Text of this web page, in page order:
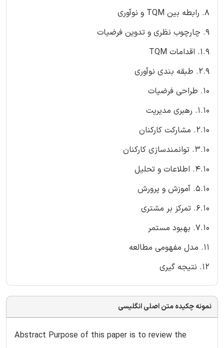
8. رابطه بین TQM و نوآوری
9. چارچوب نظری و تدوین فرضیات
1.9. اقدامات TQM
2.9. طبقه بندی نوآوری
10. طراحی فرضیات
1.10. رهبری مدیریت
2.10. مشارکت کارکنان
3.10. توانمندسازی کارکنان
4.10. اطلاعات و تحلیل
5.10. آموزش و پرورش
6.10. تمرکز بر مشتری
7.10. بهبود مستمر
11. مدل مفهومی مطالعه
12. نتیجه گیری
نمونه چکیده متن اصلی انگلیسی
Abstract Purpose of this paper is to review the